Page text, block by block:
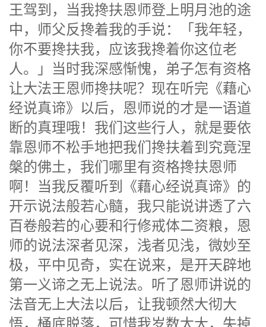
王驾到，当我搀扶恩师登上明月池的途
中，师父反搀着我的手说：「我年轻，
你不要搀扶我，应该我搀着你这位老
人。」当时我深感惭愧，弟子怎有资格
让大法王恩师搀扶呢？现在听完《藉心
经说真谛》以后，恩师说的才是一语道
断的真理哦！我们这些行人，就是要依
靠恩师不松手地把我们搀扶着到究竟涅
槃的佛土，我们哪里有资格搀扶恩师
啊！当我反覆听到《藉心经说真谛》的
开示说法般若心髓，我只能说讲透了六
百卷般若的心要和行修戒体二资粮，恩
师的说法深者见深，浅者见浅，微妙至
极，平中见奇，实在说来，是开天辟地
第一义谛之无上说法。听了恩师讲说的
法音无上大法以后，让我顿然大彻大